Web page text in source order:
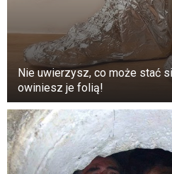
W przekładzie syryjskim
zrywać kłosy, pocierać je
Nie uwierzysz, co może stać
owiniesz je folią!